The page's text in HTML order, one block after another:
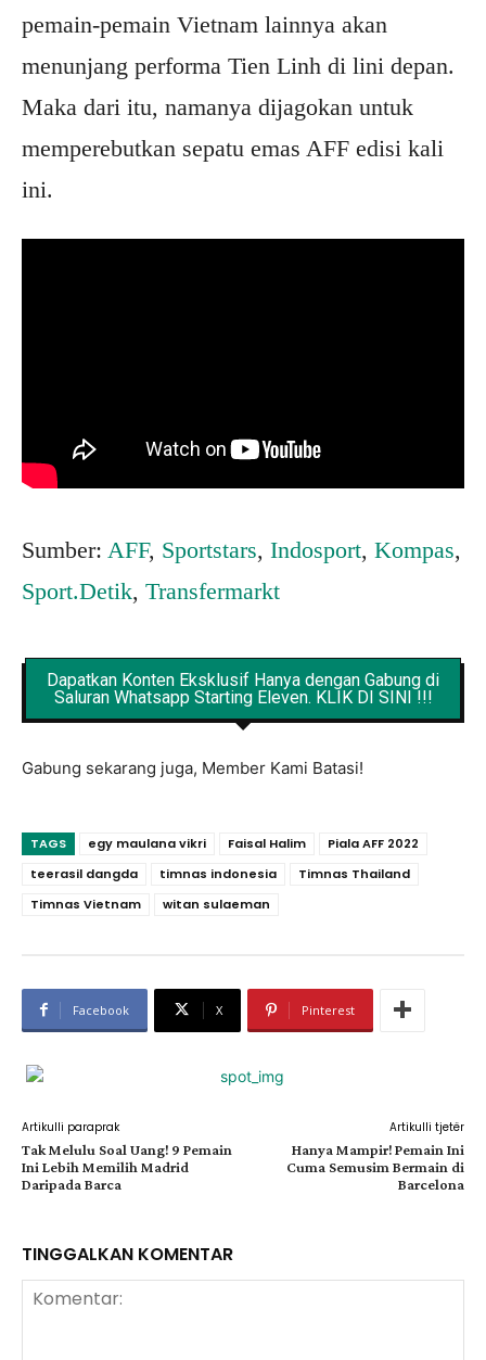
pemain-pemain Vietnam lainnya akan
menunjang performa Tien Linh di lini depan.
Maka dari itu, namanya dijagokan untuk
memperebutkan sepatu emas AFF edisi kali
ini.
Sumber: AFF, Sportstars, Indosport, Kompas,
Sport.Detik, Transfermarkt
Dapatkan Konten Eksklusif Hanya dengan Gabung di
Saluran Whatsapp Starting Eleven. KLIK DI SINI !!!
Gabung sekarang juga, Member Kami Batasi!
TAGS egy maulana vikri Faisal Halim
Piala AFF 2022
teerasil dangda
timnas indonesia
Timnas Thailand
Timnas Vietnam
witan sulaeman
Facebook X Pinterest
Artikulli paraprak
Tak Melulu Soal Uang! 9 Pemain
Ini Lebih Memilih Madrid
Daripada Barca
Artikulli tjetër
Hanya Mampir! Pemain Ini
Cuma Semusim Bermain di
Barcelona
TINGGALKAN KOMENTAR